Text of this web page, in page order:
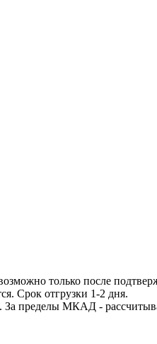
только после
Срок отгрузки 1-2 дня.
пределы МКАД -